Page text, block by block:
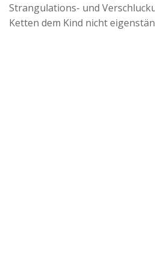
Strangulations- und
Ketten dem Kind nicht